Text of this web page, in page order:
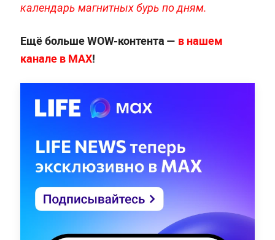
календарь магнитных бурь по дням.
Ещё больше WOW-контента — в нашем
канале в МАХ!